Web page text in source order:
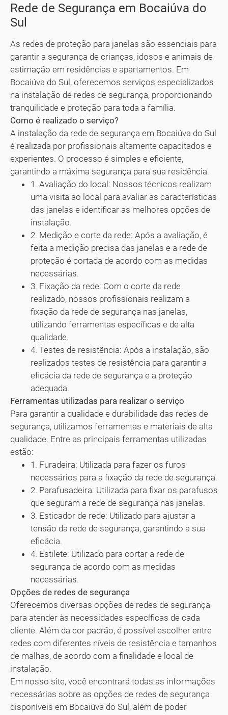
Rede de Segurança em Bocaiúva do
Sul
As redes de proteção para janelas são essenciais para
garantir a segurança de crianças, idosos e animais de
estimação em residências e apartamentos. Em
Bocaiúva do Sul, oferecemos serviços especializados
na instalação de redes de segurança, proporcionando
tranquilidade e proteção para toda a família.
Como é realizado o serviço?
A instalação da rede de segurança em Bocaiúva do Sul
é realizada por profissionais altamente capacitados e
experientes. O processo é simples e eficiente,
garantindo a máxima segurança para sua residência.
1. Avaliação do local: Nossos técnicos realizam
uma visita ao local para avaliar as características
das janelas e identificar as melhores opções de
instalação.
2. Medição e corte da rede: Após a avaliação, é
feita a medição precisa das janelas e a rede de
proteção é cortada de acordo com as medidas
necessárias.
3. Fixação da rede: Com o corte da rede
realizado, nossos profissionais realizam a
fixação da rede de segurança nas janelas,
utilizando ferramentas específicas e de alta
qualidade.
4. Testes de resistência: Após a instalação, são
realizados testes de resistência para garantir a
eficácia da rede de segurança e a proteção
adequada.
Ferramentas utilizadas para realizar o serviço
Para garantir a qualidade e durabilidade das redes de
segurança, utilizamos ferramentas e materiais de alta
qualidade. Entre as principais ferramentas utilizadas
estão:
1. Furadeira: Utilizada para fazer os furos
necessários para a fixação da rede de segurança.
2. Parafusadeira: Utilizada para fixar os parafusos
que seguram a rede de segurança nas janelas.
3. Esticador de rede: Utilizado para ajustar a
tensão da rede de segurança, garantindo a sua
eficácia.
4. Estilete: Utilizado para cortar a rede de
segurança de acordo com as medidas
necessárias.
Opções de redes de segurança
Oferecemos diversas opções de redes de segurança
para atender às necessidades específicas de cada
cliente. Além da cor padrão, é possível escolher entre
redes com diferentes níveis de resistência e tamanhos
de malhas, de acordo com a finalidade e local de
instalação.
Em nosso site, você encontrará todas as informações
necessárias sobre as opções de redes de segurança
disponíveis em Bocaiúva do Sul, além de poder